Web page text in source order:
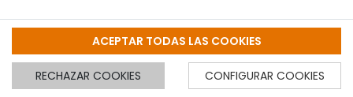
cambiamos. Esto es la vida. A veces te
molesta, porque querrías tener mensajes
clave que se pudieran entender fácilmente,
ACEPTAR TODAS LAS COOKIES
RECHAZAR COOKIES CONFIGURAR COOKIES